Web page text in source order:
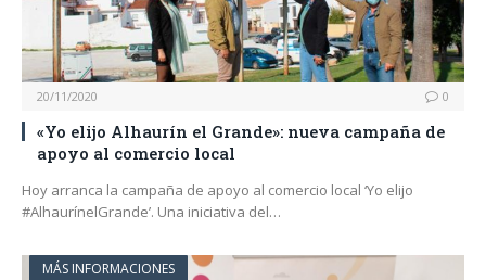
20/11/2020 0
«Yo elijo Alhaurín el Grande»: nueva campaña de
apoyo al comercio local
Hoy arranca la campaña de apoyo al comercio local ‘Yo elijo
#AlhaurínelGrande’. Una iniciativa del…
MÁS INFORMACIONES